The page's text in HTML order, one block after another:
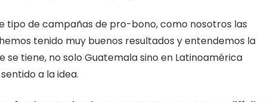
tipo de campañas de pro-bono, como nosotros las
tenido muy buenos resultados y entendemos la
tiene, no solo Guatemala sino en Latinoamérica
a la idea.